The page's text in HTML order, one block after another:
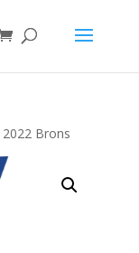
Brons